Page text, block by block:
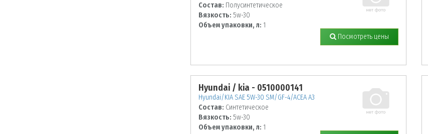
Состав: Полусинтетическое
Вязкость: 5w-30
Объем упаковки, л: 1
Посмотреть цены
Hyundai / kia - 0510000141
Hyundai/KIA SAE 5W-30 SM/GF-4/ACEA A3
Состав: Синтетическое
Вязкость: 5w-30
Объем упаковки, л: 1